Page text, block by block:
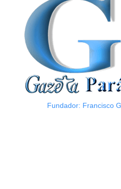
Fundador: Francisco